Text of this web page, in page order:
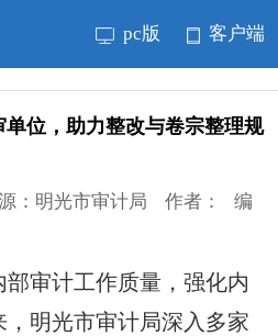
pc版 客户端
位，助力整改与卷宗整理规
：明光市审计局 作者： 编
审计工作质量，强化内
明光市审计局深入多家